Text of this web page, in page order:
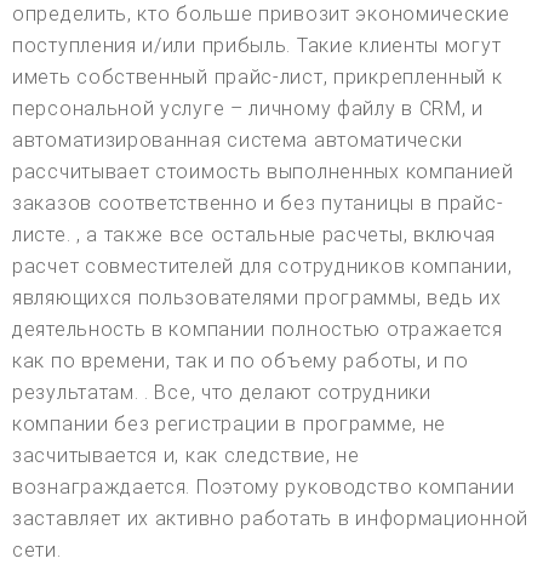
определить, кто больше привозит экономические
поступления и/или прибыль. Такие клиенты могут
иметь собственный прайс-лист, прикрепленный к
персональной услуге – личному файлу в CRM, и
автоматизированная система автоматически
рассчитывает стоимость выполненных компанией
заказов соответственно и без путаницы в прайс-
листе. , а также все остальные расчеты, включая
расчет совместителей для сотрудников компании,
являющихся пользователями программы, ведь их
деятельность в компании полностью отражается
как по времени, так и по объему работы, и по
результатам. . Все, что делают сотрудники
компании без регистрации в программе, не
засчитывается и, как следствие, не
вознаграждается. Поэтому руководство компании
заставляет их активно работать в информационной
сети.